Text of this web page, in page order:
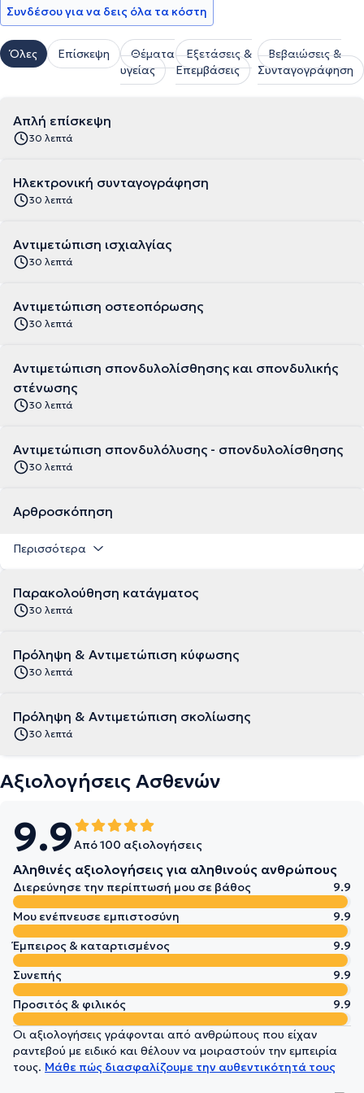
Συνδέσου για να δεις όλα τα κόστη
Όλες Επίσκεψη
Θέματα
υγείας
Εξετάσεις &
Επεμβάσεις
Βεβαιώσεις &
Συνταγογράφηση
Απλή επίσκεψη
30 λεπτά
Ηλεκτρονική συνταγογράφηση
30 λεπτά
Αντιμετώπιση ισχιαλγίας
30 λεπτά
Αντιμετώπιση οστεοπόρωσης
30 λεπτά
Αντιμετώπιση σπονδυλολίσθησης και σπονδυλικής
στένωσης
30 λεπτά
Αντιμετώπιση σπονδυλόλυσης - σπονδυλολίσθησης
30 λεπτά
Αρθροσκόπηση
Περισσότερα
Παρακολούθηση κατάγματος
30 λεπτά
Πρόληψη & Αντιμετώπιση κύφωσης
30 λεπτά
Πρόληψη & Αντιμετώπιση σκολίωσης
30 λεπτά
Αξιολογήσεις Ασθενών
9.9Από 100 αξιολογήσεις
Αληθινές αξιολογήσεις για αληθινούς ανθρώπους
Διερεύνησε την περίπτωσή μου σε βάθος
9.9
Μου ενέπνευσε εμπιστοσύνη
9.9
Έμπειρος & καταρτισμένος
9.9
Συνεπής
9.9
Προσιτός & φιλικός
9.9
Οι αξιολογήσεις γράφονται από ανθρώπους που είχαν
ραντεβού με ειδικό και θέλουν να μοιραστούν την εμπειρία
τους. Μάθε πώς διασφαλίζουμε την αυθεντικότητά τους